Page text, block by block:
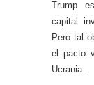
Trump
capital
Pero tal
el pacto
Ucrania.